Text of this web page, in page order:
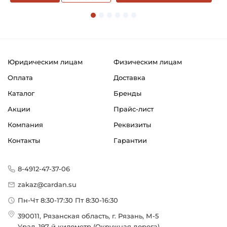
Юридическим лицам
Физическим лицам
Оплата
Доставка
Каталог
Бренды
Акции
Прайс-лист
Компания
Реквизиты
Контакты
Гарантии
8-4912-47-37-06
zakaz@cardan.su
Пн-Чт 8:30-17:30 Пт 8:30-16:30
390011, Рязанская область, г. Рязань, М-5